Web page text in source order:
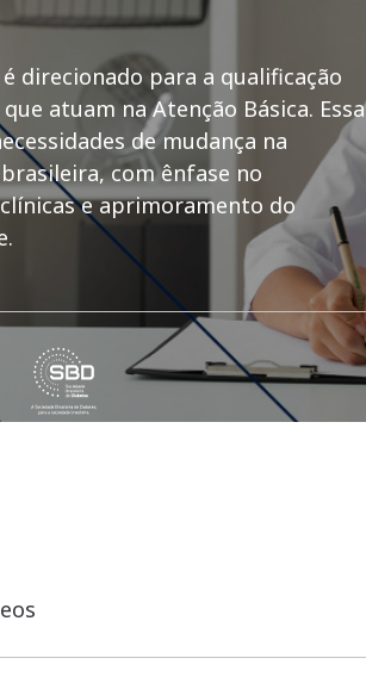
é direcionado para a qualificação
atuam na Atenção Básica. Essa
de mudança na
com ênfase no
e aprimoramento do